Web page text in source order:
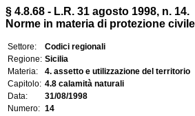
§ 4.8.68 - L.R. 31 agosto 1998, n. 14.
Norme in materia di protezione
Settore:
Codici regionali
Regione: Sicilia
Materia:
4. assetto e utilizzazione del territorio
Capitolo: 4.8 calamità naturali
Data:
31/08/1998
Numero: 14